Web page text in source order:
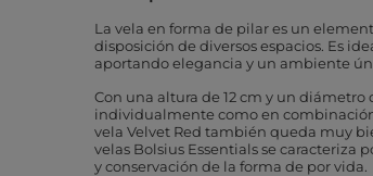
La vela en forma de pilar es un
disposición de diversos espacios. Es
aportando elegancia y un ambiente
Con una altura de 12 cm y un
individualmente como en combinación
vela Velvet Red también queda muy
velas Bolsius Essentials se caracteriza
y conservación de la forma de por vida.